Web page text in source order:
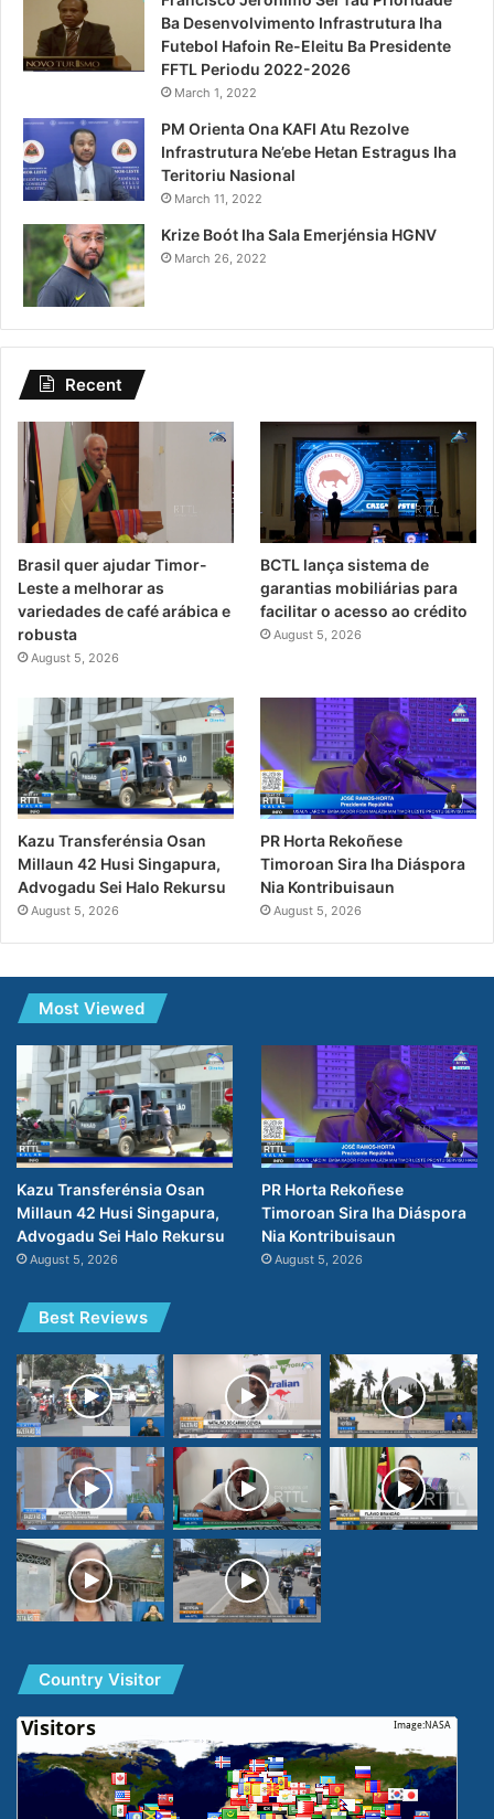
Ba Desenvolvimento Infrastrutura Iha
Futebol Hafoin Re-Eleitu Ba Presidente
FFTL Periodu 2022-2026
March 1, 2022
PM Orienta Ona KAFI Atu Rezolve
Infrastrutura Ne’ebe Hetan Estragus Iha
Teritoriu Nasional
March 11, 2022
Krize Boót Iha Sala Emerjénsia HGNV
March 26, 2022
Recent
Brasil quer ajudar Timor-
Leste a melhorar as
variedades de café arábica e
robusta
August 5, 2026
BCTL lança sistema de
garantias mobiliárias para
facilitar o acesso ao crédito
August 5, 2026
Kazu Transferénsia Osan
Millaun 42 Husi Singapura,
Advogadu Sei Halo Rekursu
August 5, 2026
PR Horta Rekoñese
Timoroan Sira Iha Diáspora
Nia Kontribuisaun
August 5, 2026
Most Viewed
Kazu Transferénsia Osan
Millaun 42 Husi Singapura,
Advogadu Sei Halo Rekursu
August 5, 2026
PR Horta Rekoñese
Timoroan Sira Iha Diáspora
Nia Kontribuisaun
August 5, 2026
Best Reviews
Country Visitor